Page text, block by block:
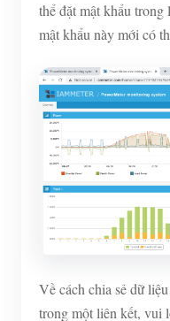
thể đặt mật khẩu
mật khẩu này mới có
Về cách chia sẻ dữ
trong một liên kết, vui